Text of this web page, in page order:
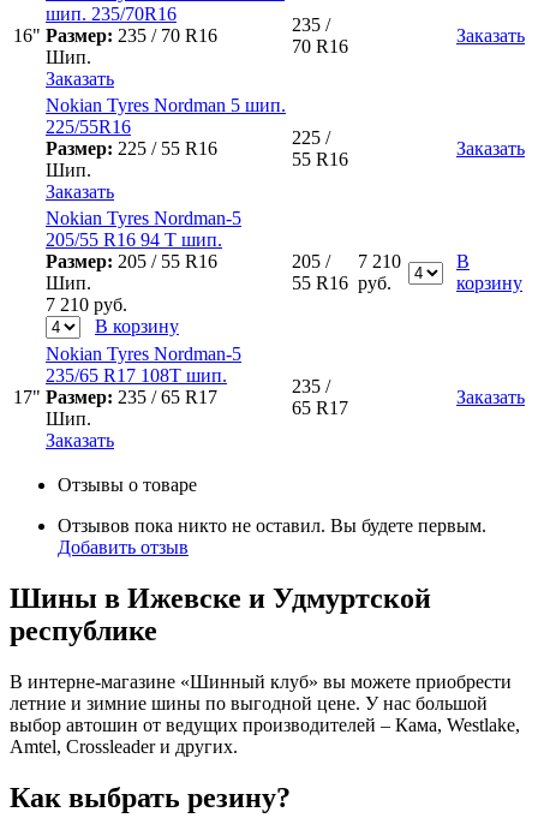
16"
шип. 235/70R16
Размер: 235 / 70 R16
Шип.
Заказать
235 /
70 R16
Заказать
Nokian Tyres Nordman 5 шип.
225/55R16
Размер: 225 / 55 R16
Шип.
Заказать
225 /
55 R16
Заказать
Nokian Tyres Nordman-5
205/55 R16 94 T шип.
Размер: 205 / 55 R16
Шип.
7 210 руб.
В корзину
205 /
55 R16
7 210
руб.
В
корзину
17"
Nokian Tyres Nordman-5
235/65 R17 108Т шип.
Размер: 235 / 65 R17
Шип.
Заказать
235 /
65 R17
Заказать
Отзывы о товаре
Отзывов пока никто не оставил. Вы будете первым.
Добавить отзыв
Шины в Ижевске и Удмуртской
республике
В интерне-магазине «Шинный клуб» вы можете приобрести
летние и зимние шины по выгодной цене. У нас большой
выбор автошин от ведущих производителей – Кама, Westlake,
Amtel, Crossleader и других.
Как выбрать резину?